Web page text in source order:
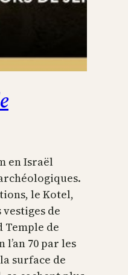
en Israël
le Kotel,
vestiges de
Temple de
70 par les
surface de